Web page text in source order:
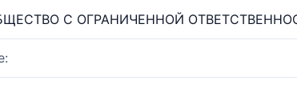
С ОГРАНИЧЕННОЙ